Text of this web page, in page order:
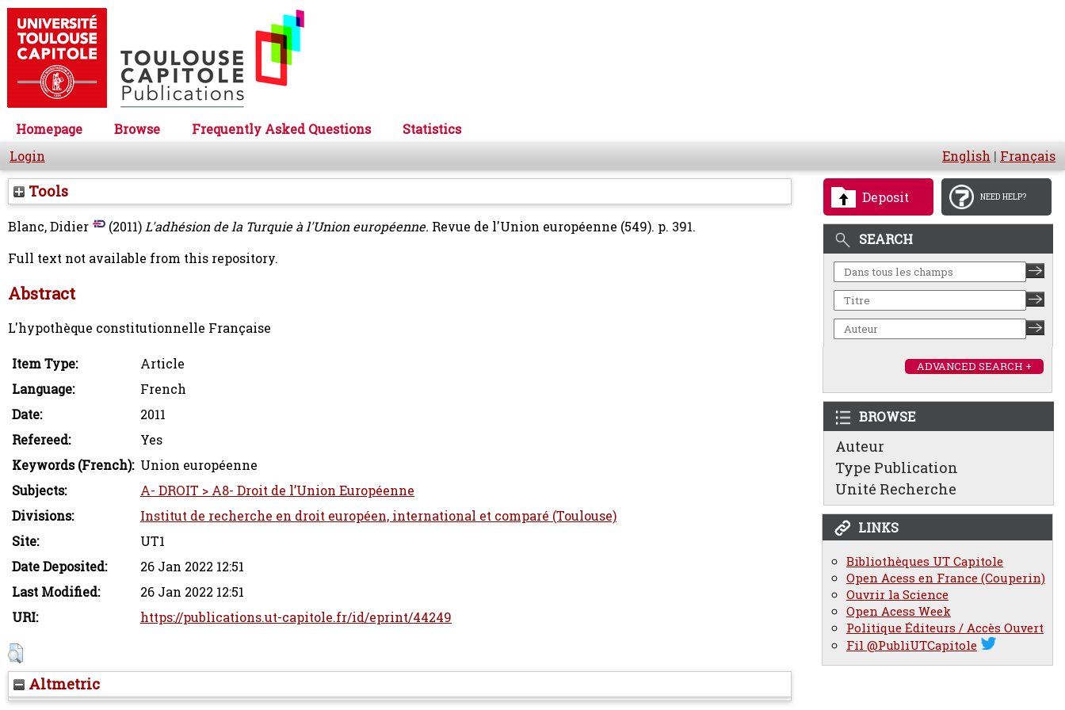
Homepage Browse Frequently Asked Questions
Statistics
Login
English | Français
Deposit NEED HELP?
SEARCH
ADVANCED SEARCH +
BROWSE
Auteur
Type Publication
Unité Recherche
LINKS
Bibliothèques UT Capitole
Open Acess en France (Couperin)
Ouvrir la Science
Open Acess Week
Politique Éditeurs / Accès Ouvert
Fil @PubliUTCapitole
Tools
Blanc, Didier (2011)L'adhésion de la Turquie à l'Union européenne. Revue de l'Union européenne (549). p. 391.
Full text not available from this repository.
Abstract
L'hypothèque constitutionnelle Française
Item Type:
Article
Language:
French
Date:
2011
Refereed:
Yes
Keywords (French): Union européenne
Subjects:
A- DROIT > A8- Droit de l’Union Européenne
Divisions:
Institut de recherche en droit européen, international et comparé (Toulouse)
Site:
UT1
Date Deposited:
26 Jan 2022 12:51
Last Modified:
26 Jan 2022 12:51
URI:
https://publications.ut-capitole.fr/id/eprint/44249
Altmetric